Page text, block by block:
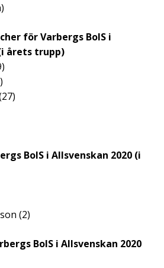
för Varbergs BoIS i
årets trupp)
BoIS i Allsvenskan 2020 (i
(2)
BoIS i Allsvenskan 2020